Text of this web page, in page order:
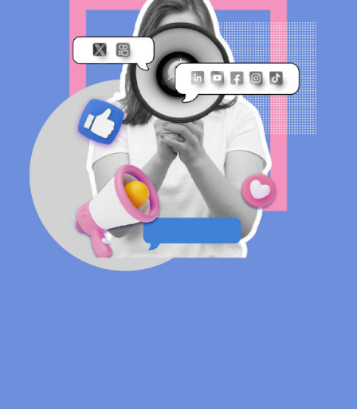
contato direto, que é visto de forma muito mais pessoal
MATERIAIS
Pesquisa WhatsApp no Brasil
Dados inéditos sobre o comportamento dos
usuários da rede social que mais cresce em todo o
mundo.